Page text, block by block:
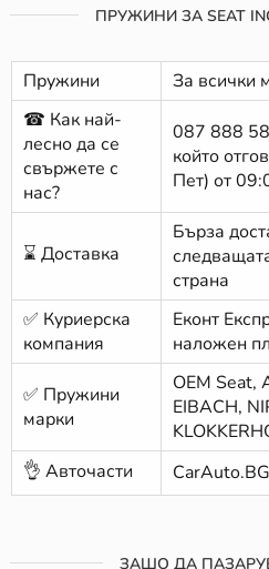
ПРУЖИНИ ЗА SEAT
Пружини
За всички
☎ Как най-
лесно да се
свържете с
нас?
087 888
който
Пет) от
⌛ Доставка
Бърза
страна
✅ Куриерска
компания
Еконт
наложен
✅ Пружини
марки
ОЕМ Seat,
EIBACH,
👌 Авточасти
CarAuto.BG
ЗАШО ДА